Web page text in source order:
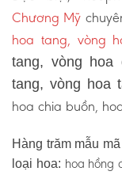
Chương Mỹ
hoa tang, vòng
tang, vòng
tang, vòng hoa
hoa chia buồn,
Hàng trăm mẫu
loại hoa: hoa hồng